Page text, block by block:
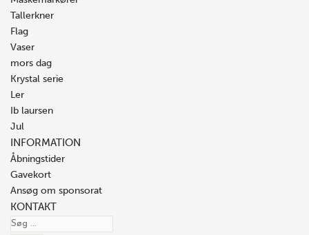
Tallerkner
Flag
Vaser
mors dag
Krystal serie
Ler
Ib laursen
Jul
INFORMATION
Åbningstider
Gavekort
Ansøg om sponsorat
KONTAKT